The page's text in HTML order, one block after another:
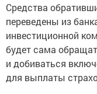
Средства
переведены из
инвестиционной
будет сама
и добиваться
для выплаты